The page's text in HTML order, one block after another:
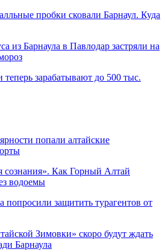
пробки сковали Барнаул. Куда
из Барнаула в Павлодар застряли на
зарабатывают до 500 тыс.
попали алтайские
сознания». Как Горный Алтай
водоемы
защитить турагентов от
Зимовки» скоро будут ждать
Барнаула